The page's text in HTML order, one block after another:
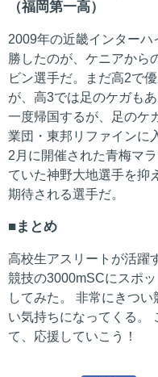
（福岡第一高）
2009年の近畿インター
勝したのが、ケニアから
ビン選手だ。まだ高2で
が、高3では足のケガも
一度帰国するが、足のケ
業団・東邦リファインに
2月に開催された青梅マ
ていた神野大地選手を抑
期待される選手だ。
まとめ
高校生アスリートが活躍
競技の3000mSCにスポ
してみた。 非常にきつ
い気持ちになってくる。
て、応援していこう！